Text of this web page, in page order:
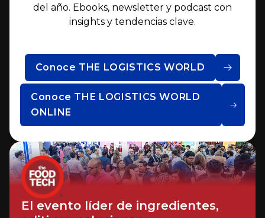
del año. Ebooks, newsletter y podcast con
insights y tendencias clave.
Conoce THE LOGISTICS WORLD
Conoce THE LOGISTICS WORLD
ONLINE
El evento líder de ingredientes,